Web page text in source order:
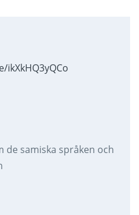
de samiska språken och